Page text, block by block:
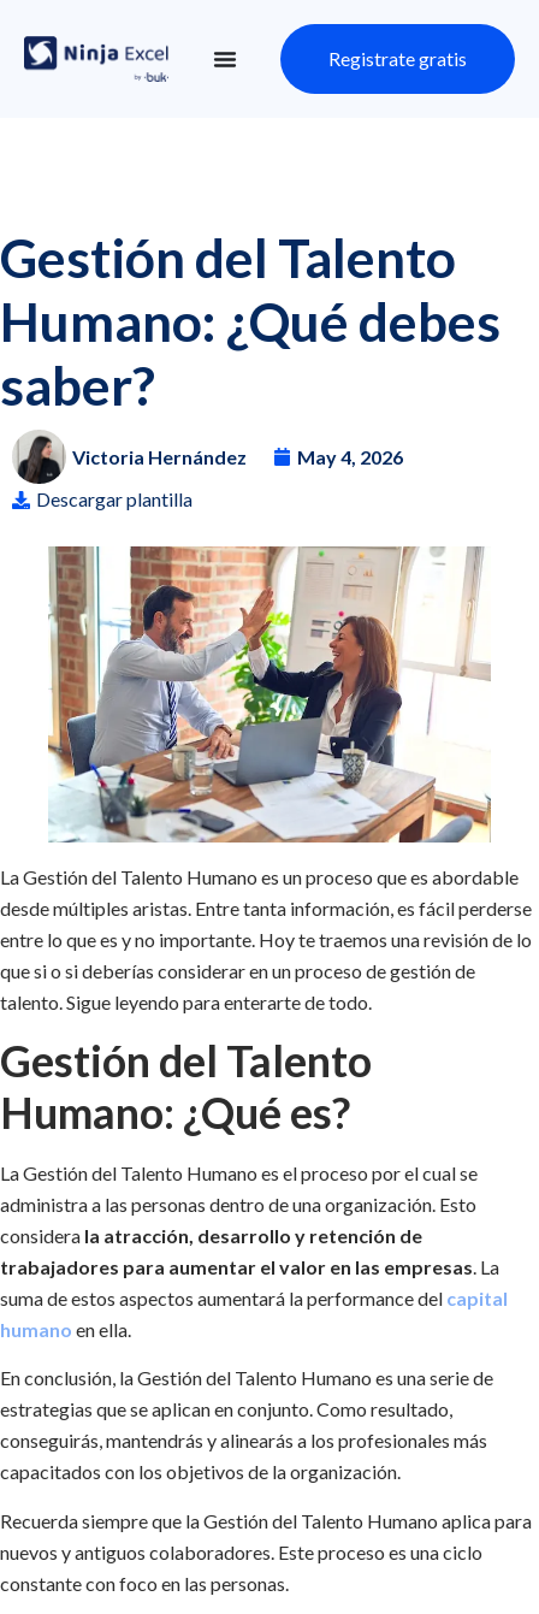
Registrate gratis
Gestión del Talento
Humano: ¿Qué debes
saber?
Victoria Hernández
May 4, 2026
Descargar plantilla
La Gestión del Talento Humano es un proceso que es abordable
desde múltiples aristas. Entre tanta información, es fácil perderse
entre lo que es y no importante. Hoy te traemos una revisión de lo
que si o si deberías considerar en un proceso de gestión de
talento. Sigue leyendo para enterarte de todo.
Gestión del Talento
Humano: ¿Qué es?
La Gestión del Talento Humano es el proceso por el cual se
administra a las personas dentro de una organización. Esto
considera la atracción, desarrollo y retención de
trabajadores para aumentar el valor en las empresas. La
suma de estos aspectos aumentará la performance del capital
humano en ella.
En conclusión, la Gestión del Talento Humano es una serie de
estrategias que se aplican en conjunto. Como resultado,
conseguirás, mantendrás y alinearás a los profesionales más
capacitados con los objetivos de la organización.
Recuerda siempre que la Gestión del Talento Humano aplica para
nuevos y antiguos colaboradores. Este proceso es una ciclo
constante con foco en las personas.